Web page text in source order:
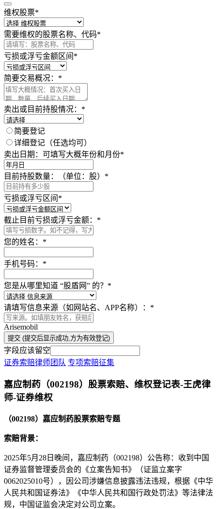
维权股票*
需要维权的股票名称、代码*
亏损或浮亏金额区间 *
简要交易概况： *
卖出或目前持股情况： *
简要登记
详细登记（任选均可）
卖出日期：可填写大概年份和月份*
目前持股数量：（单位：股） *
亏损或浮亏区间 *
截止目前亏损或浮亏金额： *
您的姓名： *
手机号码： *
您是从哪里知道 “股盾网” 的？ *
请填写信息来源（如网站名、APP名称）： *
Arisemobil
提交 (提交后显示成功,方为有效登记)
字段应该留空
证券索赔律师团队 专项索赔征集
嘉应制药（002198）股票索赔、维权登记表-王虎律
师-证券维权
（002198）嘉应制药股票索赔专题
索赔背景：
2025年5月28日晚间，嘉应制药（002198）公告称：收到中国
证券监督管理委员会的《立案告知书》（证监立案字
0062025010号），因公司涉嫌信息披露违法违规，根据《中华
人民共和国证券法》《中华人民共和国行政处罚法》等法律法
规，中国证监会决定对公司立案。